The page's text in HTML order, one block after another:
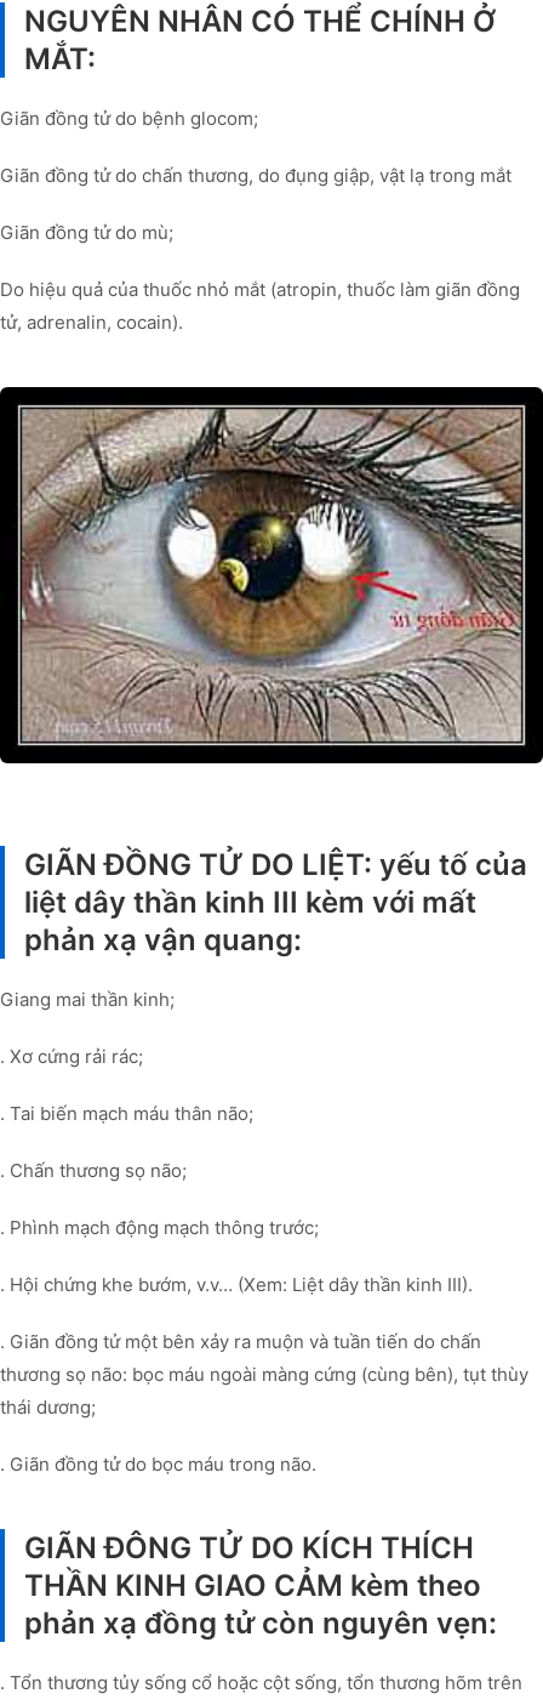
NGUYÊN NHÂN CÓ THỂ CHÍNH Ở
MẮT:
Giãn đồng tử do bệnh glocom;
Giãn đồng tử do chấn thương, do đụng giập, vật lạ trong mắt
Giãn đồng tử do mù;
Do hiệu quả của thuốc nhỏ mắt (atropin, thuốc làm giãn đồng
tử, adrenalin, cocain).
GIÃN ĐỒNG TỬ DO LIỆT: yếu tố của
liệt dây thần kinh III kèm với mất
phản xạ vận quang:
Giang mai thần kinh;
. Xơ cứng rải rác;
. Tai biến mạch máu thân não;
. Chấn thương sọ não;
. Phình mạch động mạch thông trước;
. Hội chứng khe bướm, v.v… (Xem: Liệt dây thần kinh III).
. Giãn đồng tử một bên xảy ra muộn và tuần tiến do chấn
thương sọ não: bọc máu ngoài màng cứng (cùng bên), tụt thùy
thái dương;
. Giãn đồng tử do bọc máu trong não.
GIÃN ĐÔNG TỬ DO KÍCH THÍCH
THẦN KINH GIAO CẢM kèm theo
phản xạ đồng tử còn nguyên vẹn:
. Tổn thương tủy sống cổ hoặc cột sống, tổn thương hõm trên